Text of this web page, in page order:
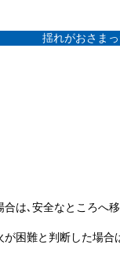
揺れがおさま
は､安全なところへ
困難と判断した場合